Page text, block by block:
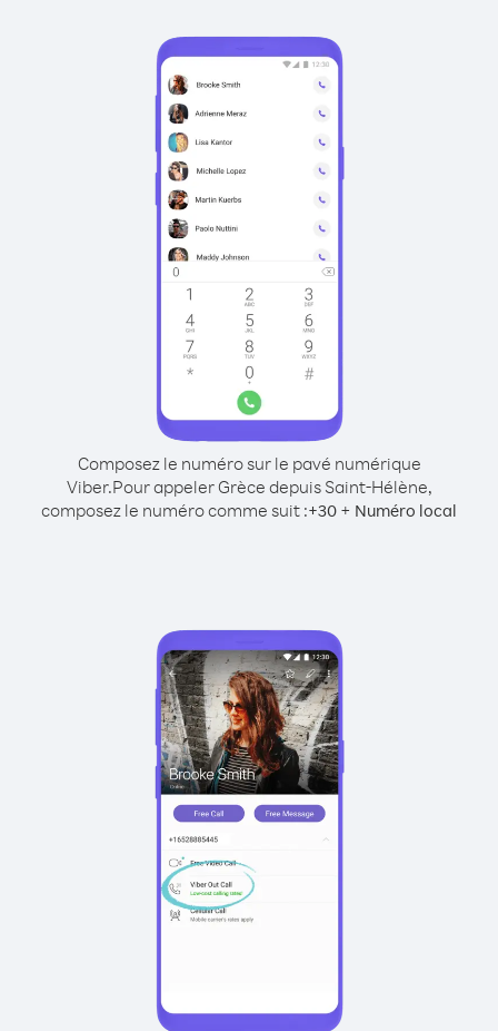
Composez le numéro sur le pavé numérique
Viber.Pour appeler Grèce depuis Saint-Hélène,
composez le numéro comme suit :+30 + Numéro local